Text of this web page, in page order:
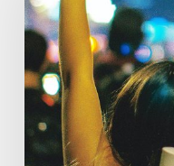
Counsel
»
Micheal
Bryant
sur